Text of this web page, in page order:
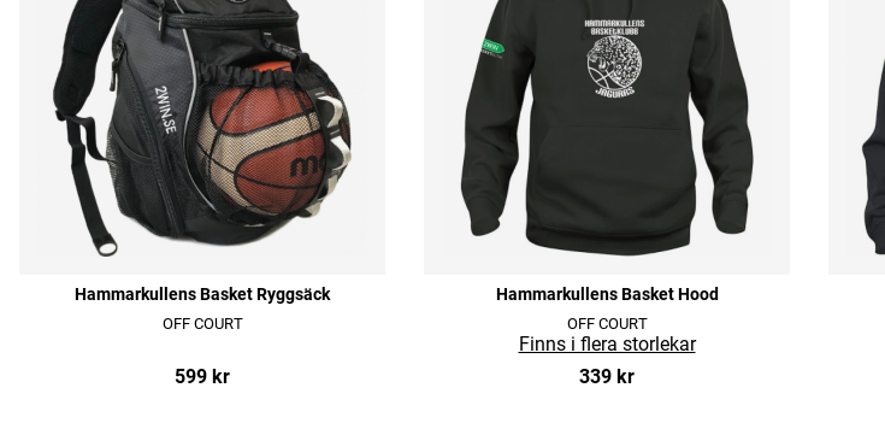
Hammarkullens Basket Ryggsäck
OFF COURT
599 kr
Hammarkullens Basket Hood
OFF COURT
339 kr